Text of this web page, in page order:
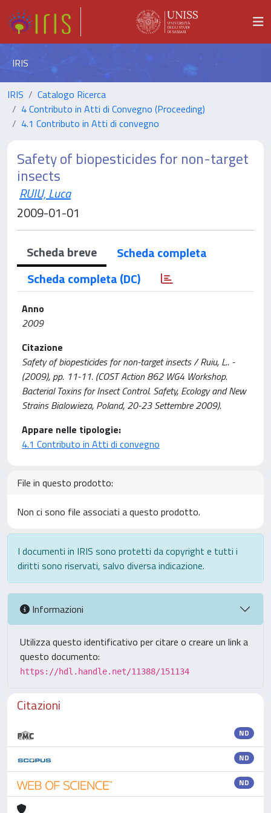
IRIS
IRIS
Catalogo Ricerca
4 Contributo in Atti di Convegno (Proceeding)
4.1 Contributo in Atti di convegno
Safety of biopesticides for non-target
insects
RUIU, Luca
2009-01-01
Scheda breve
Scheda completa
Scheda completa (DC)
Anno
2009
Citazione
Safety of biopesticides for non-target insects / Ruiu, L.. -
(2009), pp. 11-11. (COST Action 862 WG4 Workshop.
Bacterial Toxins for Insect Control. Safety, Ecology and New
Strains Bialowieza, Poland, 20-23 Settembre 2009).
Appare nelle tipologie:
4.1 Contributo in Atti di convegno
File in questo prodotto:
Non ci sono file associati a questo prodotto.
I documenti in IRIS sono protetti da copyright e tutti i
diritti sono riservati, salvo diversa indicazione.
Informazioni
Utilizza questo identificativo per citare o creare un link a
questo documento:
https://hdl.handle.net/11388/151134
Citazioni
ND
ND
ND